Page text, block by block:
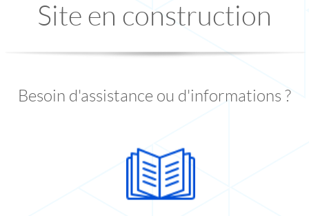
Site en construction
Besoin d'assistance ou d'informations ?